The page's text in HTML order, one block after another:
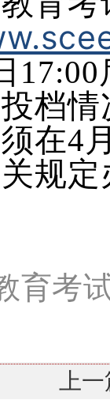
档
在4
规
育考
上